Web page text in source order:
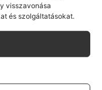
visszavonása
és szolgáltatásokat.